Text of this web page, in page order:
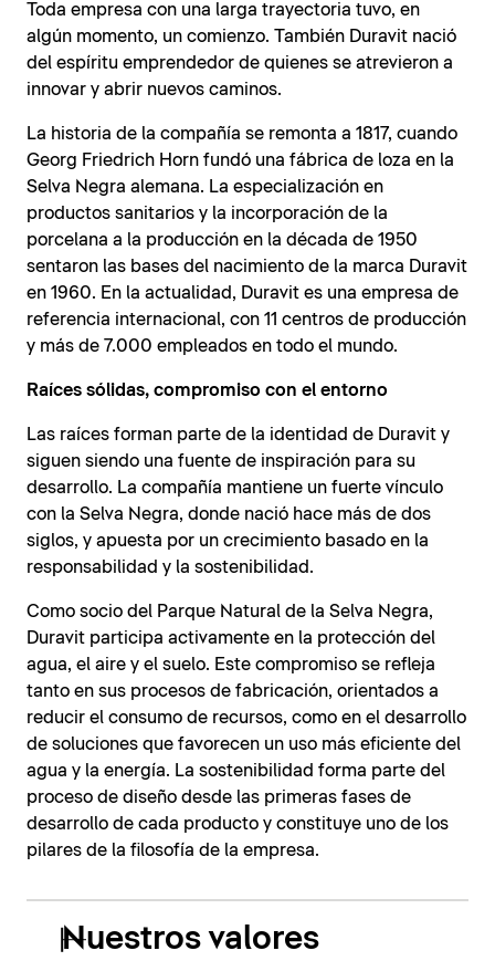
Toda empresa con una larga trayectoria tuvo, en
algún momento, un comienzo. También Duravit nació
del espíritu emprendedor de quienes se atrevieron a
innovar y abrir nuevos caminos.
La historia de la compañía se remonta a 1817, cuando
Georg Friedrich Horn fundó una fábrica de loza en la
Selva Negra alemana. La especialización en
productos sanitarios y la incorporación de la
porcelana a la producción en la década de 1950
sentaron las bases del nacimiento de la marca Duravit
en 1960. En la actualidad, Duravit es una empresa de
referencia internacional, con 11 centros de producción
y más de 7.000 empleados en todo el mundo.
Raíces sólidas, compromiso con el entorno
Las raíces forman parte de la identidad de Duravit y
siguen siendo una fuente de inspiración para su
desarrollo. La compañía mantiene un fuerte vínculo
con la Selva Negra, donde nació hace más de dos
siglos, y apuesta por un crecimiento basado en la
responsabilidad y la sostenibilidad.
Como socio del Parque Natural de la Selva Negra,
Duravit participa activamente en la protección del
agua, el aire y el suelo. Este compromiso se refleja
tanto en sus procesos de fabricación, orientados a
reducir el consumo de recursos, como en el desarrollo
de soluciones que favorecen un uso más eficiente del
agua y la energía. La sostenibilidad forma parte del
proceso de diseño desde las primeras fases de
desarrollo de cada producto y constituye uno de los
pilares de la filosofía de la empresa.
Nuestros valores